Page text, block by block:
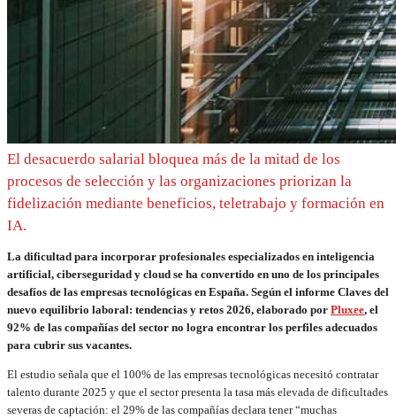
El desacuerdo salarial bloquea más de la mitad de los
procesos de selección y las organizaciones priorizan la
fidelización mediante beneficios, teletrabajo y formación en
IA.
La dificultad para incorporar profesionales especializados en inteligencia
artificial, ciberseguridad y cloud se ha convertido en uno de los principales
desafíos de las empresas tecnológicas en España. Según el informe Claves del
nuevo equilibrio laboral: tendencias y retos 2026, elaborado por Pluxee, el
92% de las compañías del sector no logra encontrar los perfiles adecuados
para cubrir sus vacantes.
El estudio señala que el 100% de las empresas tecnológicas necesitó contratar
talento durante 2025 y que el sector presenta la tasa más elevada de dificultades
severas de captación: el 29% de las compañías declara tener “muchas